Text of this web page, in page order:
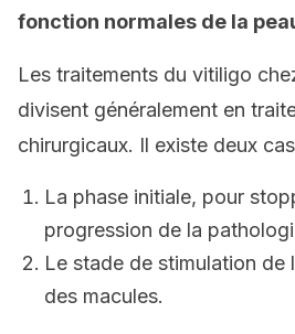
fonction normales de la
Les traitements du vitiligo
divisent généralement en
chirurgicaux. Il existe deux
La phase initiale, pour
progression de la
Le stade de stimulation de
des macules.